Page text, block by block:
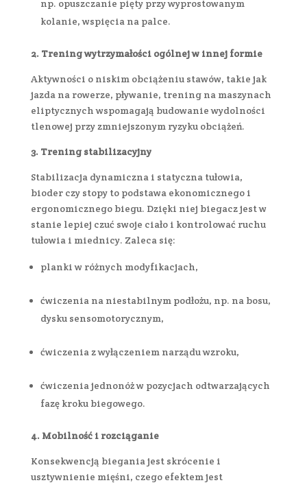
np. opuszczanie pięty przy wyprostowanym
kolanie, wspięcia na palce.
2. Trening wytrzymałości ogólnej w innej formie
Aktywności o niskim obciążeniu stawów, takie jak
jazda na rowerze, pływanie, trening na maszynach
eliptycznych wspomagają budowanie wydolności
tlenowej przy zmniejszonym ryzyku obciążeń.
3. Trening stabilizacyjny
Stabilizacja dynamiczna i statyczna tułowia,
bioder czy stopy to podstawa ekonomicznego i
ergonomicznego biegu. Dzięki niej biegacz jest w
stanie lepiej czuć swoje ciało i kontrolować ruchu
tułowia i miednicy. Zaleca się:
planki w różnych modyfikacjach,
ćwiczenia na niestabilnym podłożu, np. na bosu,
dysku sensomotorycznym,
ćwiczenia z wyłączeniem narządu wzroku,
ćwiczenia jednonóż w pozycjach odtwarzających
fazę kroku biegowego.
4. Mobilność i rozciąganie
Konsekwencją biegania jest skrócenie i
usztywnienie mięśni, czego efektem jest